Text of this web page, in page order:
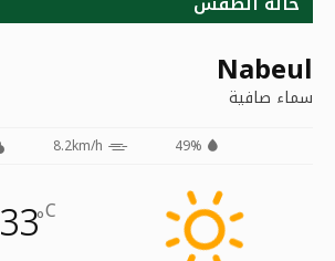
Nabeul
سماء صافية
49%
8.2km/h
33°C